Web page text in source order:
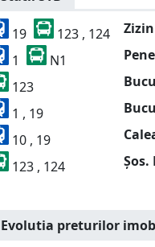
19 123 , 124 Zizin
1
N1
123
1 , 19
10 , 19
123 , 124
Evolutia preturilor